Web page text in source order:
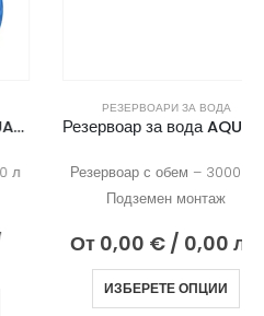
РЕЗЕРВОАРИ ЗА ВОДА
Резервоар за вода AQUAstay 30000
Резервоар с обем – 30000 л
Подземен монтаж
От0,00€/ 0,00 лв.
ИЗБЕРЕТЕ ОПЦИИ